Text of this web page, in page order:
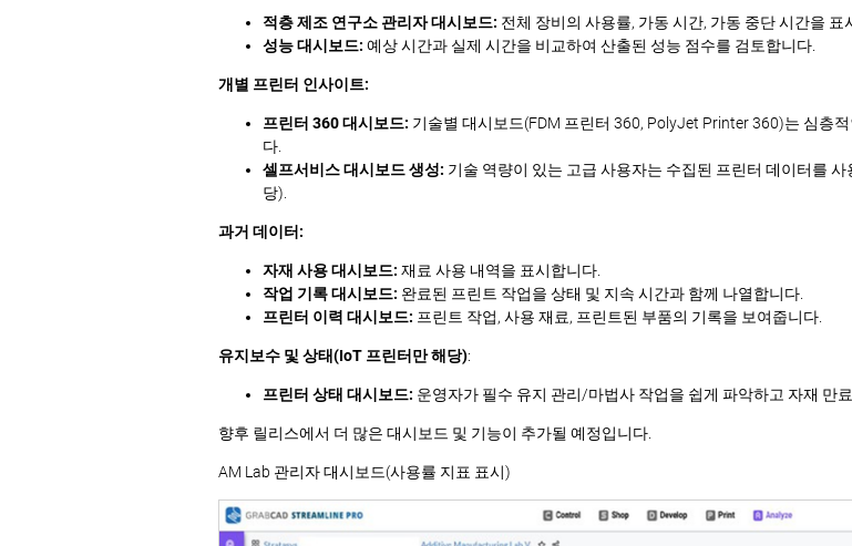
적층 제조 연구소 관리자 대시보드: 전체 장비의 사용률, 가동 시간, 가동 중단 시간을 표
성능 대시보드: 예상 시간과 실제 시간을 비교하여 산출된 성능 점수를 검토합니다.
개별 프린터 인사이트:
프린터 360 대시보드: 기술별 대시보드(FDM 프린터 360, PolyJet Printer 360)는 심층
다.
셀프서비스 대시보드 생성: 기술 역량이 있는 고급 사용자는 수집된 프린터 데이터를
당).
과거 데이터:
자재 사용 대시보드: 재료 사용 내역을 표시합니다.
작업 기록 대시보드: 완료된 프린트 작업을 상태 및 지속 시간과 함께 나열합니다.
프린터 이력 대시보드: 프린트 작업, 사용 재료, 프린트된 부품의 기록을 보여줍니다.
유지보수 및 상태(IoT 프린터만 해당):
프린터 상태 대시보드: 운영자가 필수 유지 관리/마법사 작업을 쉽게 파악하고 자재 만
향후 릴리스에서 더 많은 대시보드 및 기능이 추가될 예정입니다.
AM Lab 관리자 대시보드(사용률 지표 표시)